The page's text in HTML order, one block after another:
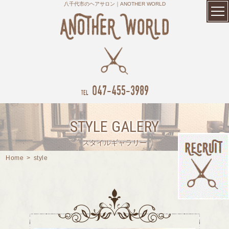
八千代市のヘアサロン｜ANOTHER WORLD
tel 047-455-3989
STYLE GALERY
スタイルギャラリー
Home > style